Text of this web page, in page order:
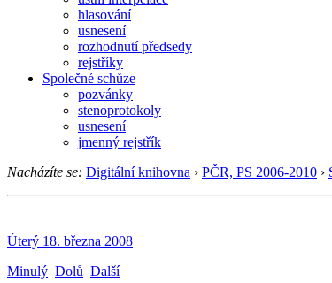
hlasování
usnesení
rozhodnutí předsedy
rejstříky
Společné schůze
pozvánky
stenoprotokoly
usnesení
jmenný rejstřík
Nacházíte se: Digitální knihovna › PČR, PS 2006-2010 ›
Úterý 18. března 2008
Minulý Dolů Další